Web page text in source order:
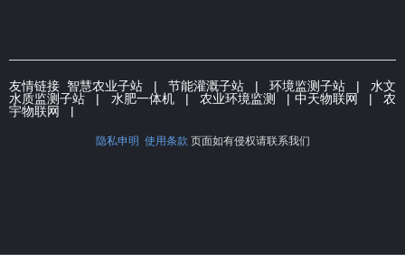
隐私申明 使用条款 页面如有侵权请联系我们
友情链接 智慧农业子站 | 节能灌溉子站 | 环境监测子站 | 水文
水质监测子站 | 水肥一体机| 农业环境监测 | 中天物联网 | 农
宇物联网
|